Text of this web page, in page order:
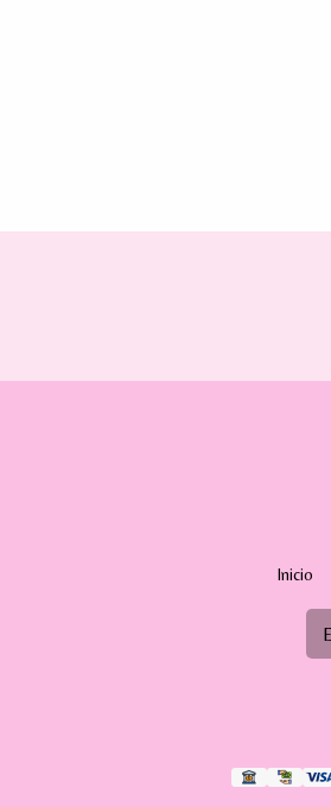
Inicio